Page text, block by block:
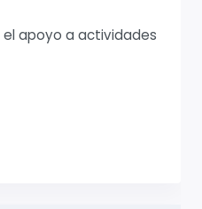
el apoyo a actividades